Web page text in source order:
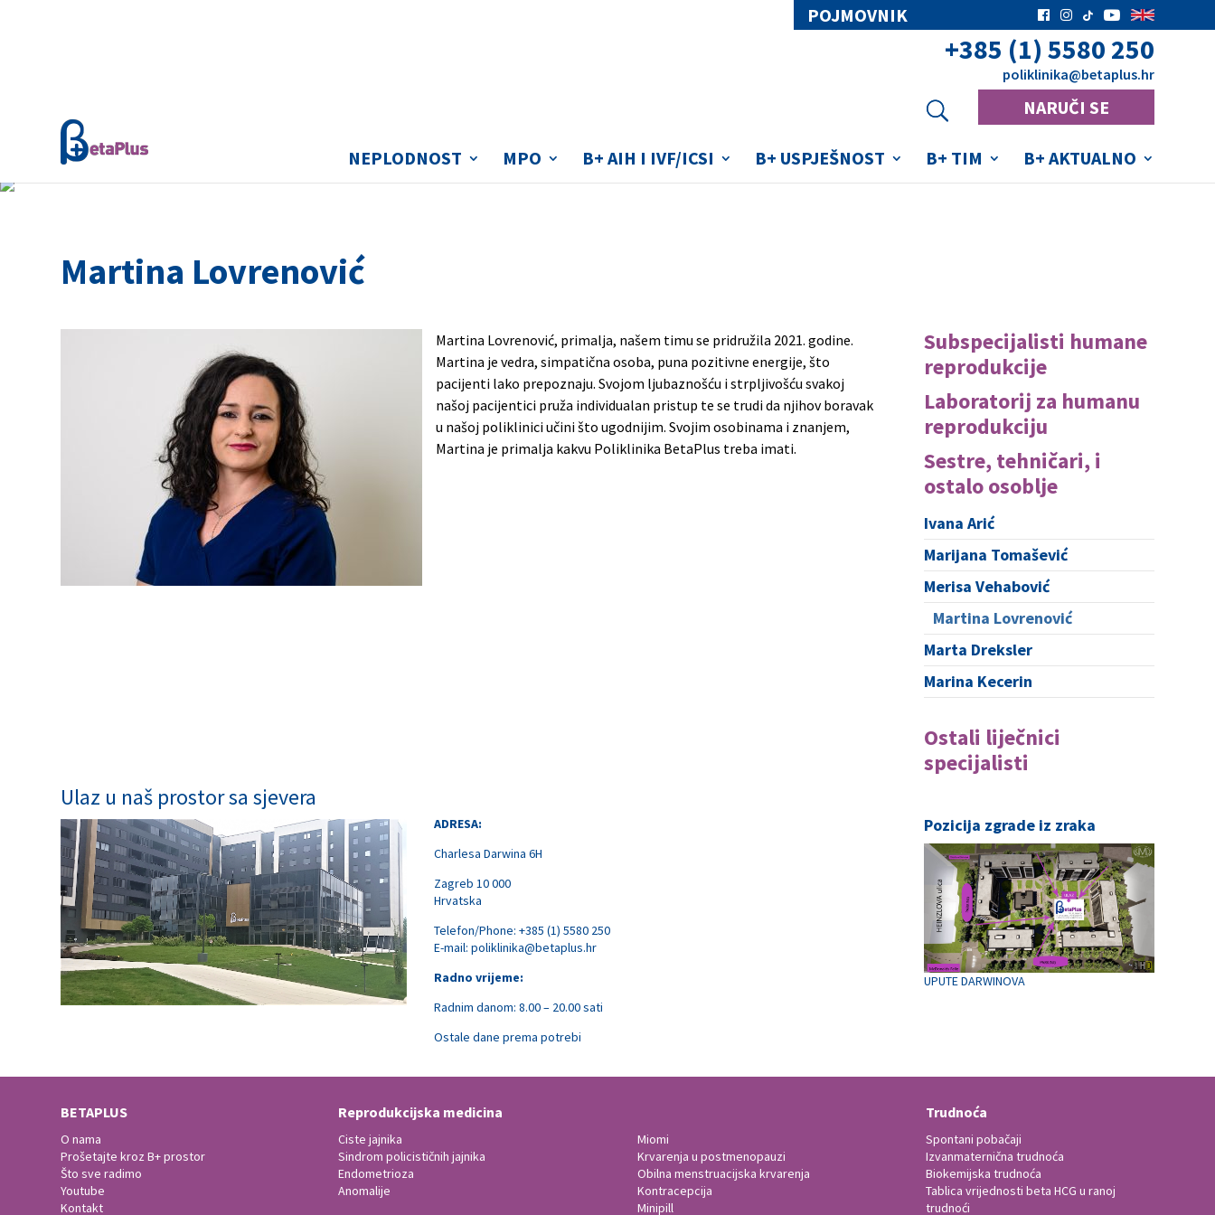
POJMOVNIK
+385 (1) 5580 250
poliklinika@betaplus.hr
NARUČI SE
NEPLODNOST MPO B+ AIH I IVF/ICSI B+ USPJEŠNOST B+ TIM B+ AKTUALNO
Sestre, tehničari, i ostalo osoblje
Martina Lovrenović
Martina Lovrenović, primalja, našem timu se pridružila 2021. godine.
Martina je vedra, simpatična osoba, puna pozitivne energije, što
pacijenti lako prepoznaju. Svojom ljubaznošću i strpljivošću svakoj
našoj pacijentici pruža individualan pristup te se trudi da njihov boravak
u našoj poliklinici učini što ugodnijim. Svojim osobinama i znanjem,
Martina je primalja kakvu Poliklinika BetaPlus treba imati.
Subspecijalisti humane
reprodukcije
Laboratorij za humanu
reprodukciju
Sestre, tehničari, i
ostalo osoblje
Ivana Arić
Marijana Tomašević
Merisa Vehabović
Martina Lovrenović
Marta Dreksler
Marina Kecerin
Ostali liječnici
specijalisti
Ulaz u naš prostor sa sjevera
ADRESA:
Charlesa Darwina 6H
Zagreb 10 000
Hrvatska
Telefon/Phone: +385 (1) 5580 250
E-mail:poliklinika@betaplus.hr
Radno vrijeme:
Radnim danom: 8.00 – 20.00 sati
Ostale dane prema potrebi
Pozicija zgrade iz zraka
UPUTE DARWINOVA
BETAPLUS
O nama
Prošetajte kroz B+ prostor
Što sve radimo
Youtube
Kontakt
Reprodukcijska medicina
Ciste jajnika
Sindrom policističnih jajnika
Endometrioza
Anomalije
Miomi
Krvarenja u postmenopauzi
Obilna menstruacijska krvarenja
Kontracepcija
Minipill
Trudnoća
Spontani pobačaji
Izvanmaternična trudnoća
Biokemijska trudnoća
Tablica vrijednosti beta HCG u ranoj
trudnoći